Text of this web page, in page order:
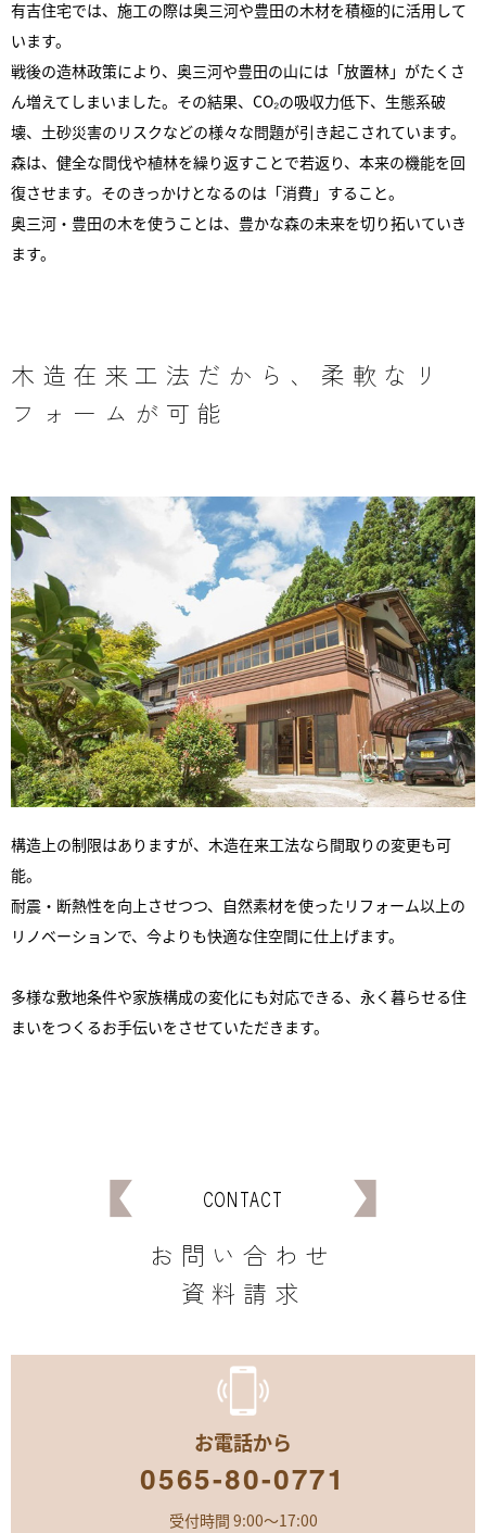
有吉住宅では、施工の際は奥三河や豊田の木材を積極的に活用して
います。
戦後の造林政策により、奥三河や豊田の山には「放置林」がたくさ
ん増えてしまいました。その結果、CO₂の吸収力低下、生態系破
壊、土砂災害のリスクなどの様々な問題が引き起こされています。
森は、健全な間伐や植林を繰り返すことで若返り、本来の機能を回
復させます。そのきっかけとなるのは「消費」すること。
奥三河・豊田の木を使うことは、豊かな森の未来を切り拓いていき
ます。
木造在来工法だから、柔軟なリ
フォームが可能
構造上の制限はありますが、木造在来工法なら間取りの変更も可
能。
耐震・断熱性を向上させつつ、自然素材を使ったリフォーム以上の
リノベーションで、今よりも快適な住空間に仕上げます。
多様な敷地条件や家族構成の変化にも対応できる、永く暮らせる住
まいをつくるお手伝いをさせていただきます。
CONTACT
お問い合わせ
資料請求
お電話から
0565-80-0771
受付時間 9:00～17:00